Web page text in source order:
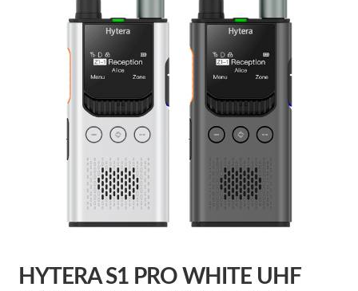
HYTERA S1 PRO WHITE UHF